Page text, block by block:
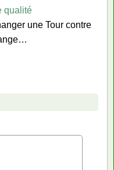
qualité
une Tour contre